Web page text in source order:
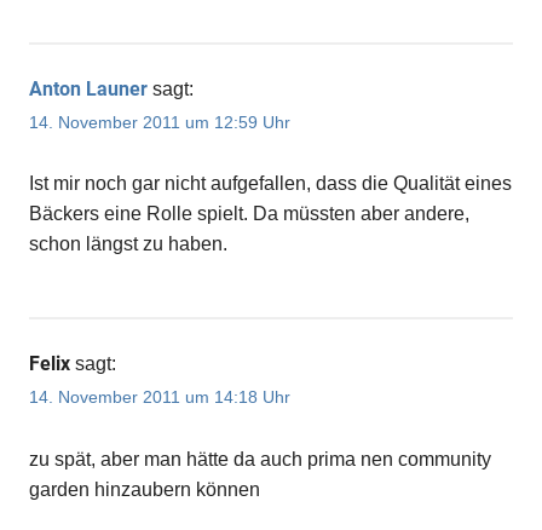
Anton Launer sagt:
14. November 2011 um 12:59 Uhr
Ist mir noch gar nicht aufgefallen, dass die Qualität eines
Bäckers eine Rolle spielt. Da müssten aber andere,
schon längst zu haben.
Felix sagt:
14. November 2011 um 14:18 Uhr
zu spät, aber man hätte da auch prima nen community
garden hinzaubern können